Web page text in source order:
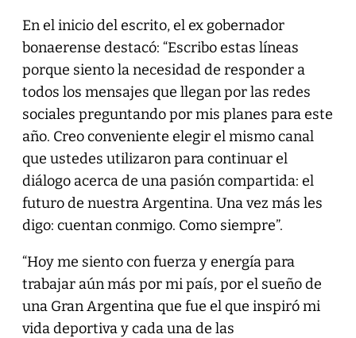
En el inicio del escrito, el ex gobernador
bonaerense destacó: “Escribo estas líneas
porque siento la necesidad de responder a
todos los mensajes que llegan por las redes
sociales preguntando por mis planes para este
año. Creo conveniente elegir el mismo canal
que ustedes utilizaron para continuar el
diálogo acerca de una pasión compartida: el
futuro de nuestra Argentina. Una vez más les
digo: cuentan conmigo. Como siempre”.
“Hoy me siento con fuerza y energía para
trabajar aún más por mi país, por el sueño de
una Gran Argentina que fue el que inspiró mi
vida deportiva y cada una de las